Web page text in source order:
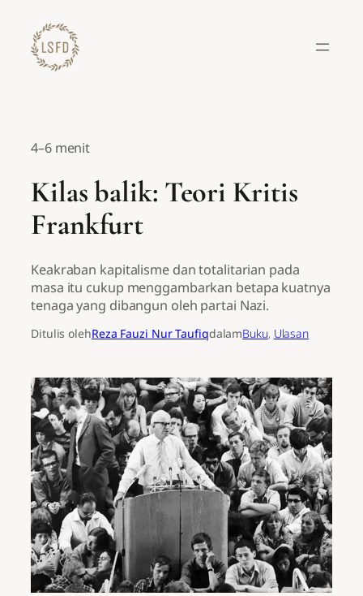
konten
4–6 menit
Kilas balik: Teori Kritis
Frankfurt
Keakraban kapitalisme dan totalitarian pada
masa itu cukup menggambarkan betapa kuatnya
tenaga yang dibangun oleh partai Nazi.
Ditulis olehReza Fauzi Nur TaufiqdalamBuku, Ulasan